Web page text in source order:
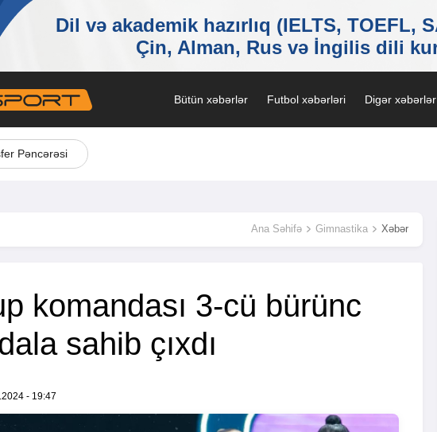
Bütün xəbərlər Futbol xəbərləri Digər xəbərlər
Pəncərəsi
Ana Səhifə Gimnastika Xəbər
komandası 3-cü bürünc
sahib çıxdı
- 19:47